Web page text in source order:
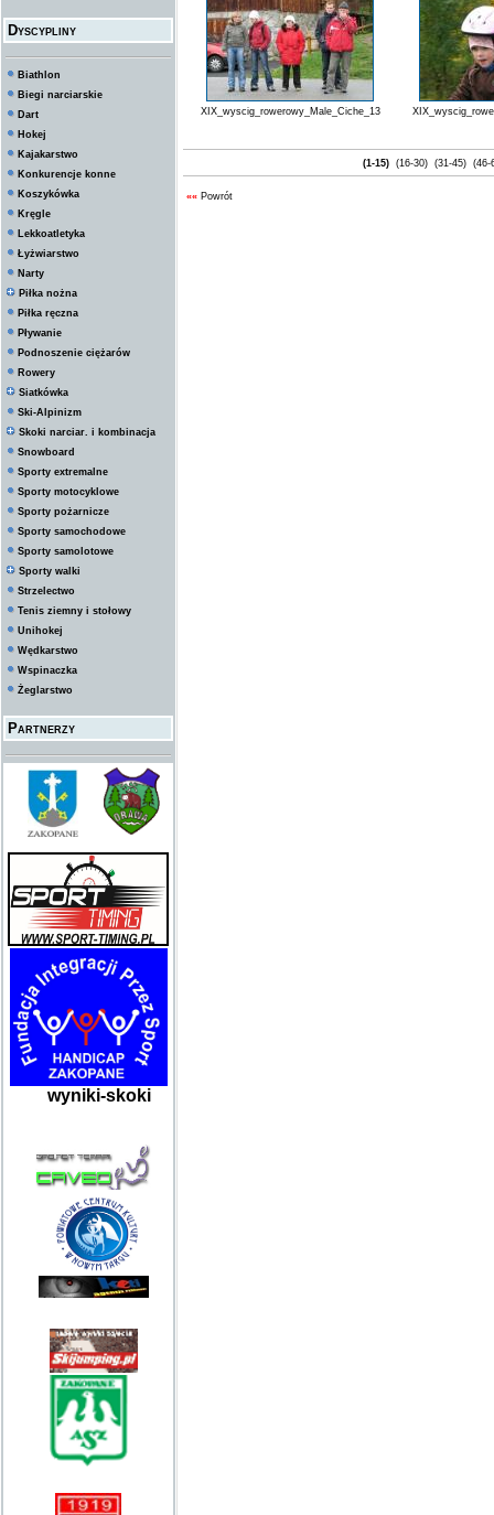
Dyscypliny
Biathlon
Biegi narciarskie
Dart
Hokej
Kajakarstwo
Konkurencje konne
Koszykówka
Kręgle
Lekkoatletyka
Łyżwiarstwo
Narty
Piłka nożna
Piłka ręczna
Pływanie
Podnoszenie ciężarów
Rowery
Siatkówka
Ski-Alpinizm
Skoki narciar. i kombinacja
Snowboard
Sporty extremalne
Sporty motocyklowe
Sporty pożarnicze
Sporty samochodowe
Sporty samolotowe
Sporty walki
Strzelectwo
Tenis ziemny i stołowy
Unihokej
Wędkarstwo
Wspinaczka
Żeglarstwo
Partnerzy
wyniki-skoki
XIX_wyscig_rowerowy_Male_Ciche_13
(1-15) (16-30) (31-45)
«« Powrót